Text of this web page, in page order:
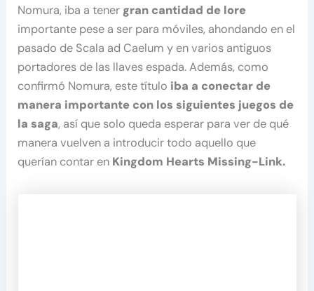
Nomura, iba a tener gran cantidad de lore
importante pese a ser para móviles, ahondando en el
pasado de Scala ad Caelum y en varios antiguos
portadores de las llaves espada. Además, como
confirmó Nomura, este título iba a conectar de
manera importante con los siguientes juegos de
la saga, así que solo queda esperar para ver de qué
manera vuelven a introducir todo aquello que
querían contar en Kingdom Hearts Missing-Link.